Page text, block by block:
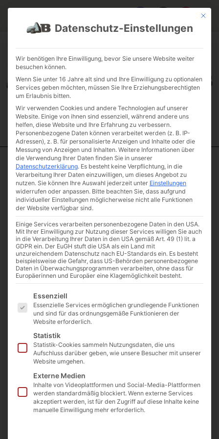
JOBS
FUHRPARK
Start/Unkategorisiert/ Anfahrschutz mit Staplerzinken 60 x 60 x
150
Anfahrschutz mit
Staplerzinken 60
x 60 x 150
Artikelnummer: AFS150
€159,00
Preis / Stück ab Werk
€219 (inkl. MwSt.)
Langgöns
Preis / Stück ab Lager
Langgöns ab 20 to
Beschreibung
Länge: 150 cm
Mit
Datenschutz-Einstellungen
Wir benötigen Ihre Einwilligung, bevor Sie unsere Website weiter
besuchen können.
Wenn Sie unter 16 Jahre alt sind und Ihre Einwilligung zu optionalen
Services geben möchten, müssen Sie Ihre Erziehungsberechtigten
um Erlaubnis bitten.
Wir verwenden Cookies und andere Technologien auf unserer
Website. Einige von ihnen sind essenziell, während andere uns
helfen, diese Website und Ihre Erfahrung zu verbessern.
Personenbezogene Daten können verarbeitet werden (z. B. IP-
Adressen), z. B. für personalisierte Anzeigen und Inhalte oder die
Messung von Anzeigen und Inhalten. Weitere Informationen über
die Verwendung Ihrer Daten finden Sie in unserer
Datenschutzerklärung. Es besteht keine Verpflichtung, in die
Verarbeitung Ihrer Daten einzuwilligen, um dieses Angebot zu
nutzen. Sie können Ihre Auswahl jederzeit unter Einstellungen
widerrufen oder anpassen. Bitte beachten Sie, dass aufgrund
individueller Einstellungen möglicherweise nicht alle Funktionen
der Website verfügbar sind.
Einige Services verarbeiten personenbezogene Daten in den USA.
Mit Ihrer Einwilligung zur Nutzung dieser Services willigen Sie auch
in die Verarbeitung Ihrer Daten in den USA gemäß Art. 49 (1) lit. a
GDPR ein. Der EuGH stuft die USA als ein Land mit
unzureichendem Datenschutz nach EU-Standards ein. Es besteht
beispielsweise die Gefahr, dass US-Behörden personenbezogene
Daten in Überwachungsprogrammen verarbeiten, ohne dass für
Europäerinnen und Europäer eine Klagemöglichkeit besteht.
Es folgt eine Liste der Service-Gruppen, für die eine
Essenziell
Essenzielle Services ermöglichen grundlegende Funktionen
und sind für das ordnungsgemäße Funktionieren der
Website erforderlich.
Statistik
Statistik-Cookies sammeln Nutzungsdaten, die uns
Aufschluss darüber geben, wie unsere Besucher mit unserer
Website umgehen.
Externe Medien
Inhalte von Videoplattformen und Social-Media-Plattformen
werden standardmäßig blockiert. Wenn externe Services
akzeptiert werden, ist für den Zugriff auf diese Inhalte keine
manuelle Einwilligung mehr erforderlich.